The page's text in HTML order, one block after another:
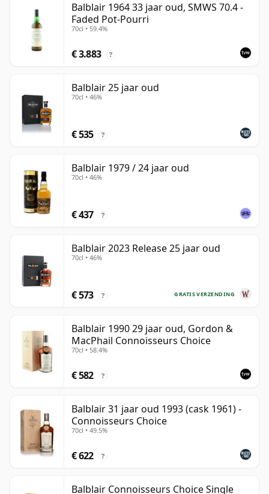
Balblair 1964 33 jaar oud, SMWS 70.4 -
Faded Pot-Pourri
70cl • 59.4%
€ 3.883 ?
Balblair 25 jaar oud
70cl • 46%
€ 535 ?
Balblair 1979 / 24 jaar oud
70cl • 46%
€ 437 ?
Balblair 2023 Release 25 jaar oud
70cl • 46%
GRATIS VERZENDING
€ 573 ?
Balblair 1990 29 jaar oud, Gordon &
MacPhail Connoisseurs Choice
70cl • 58.4%
€ 582 ?
Balblair 31 jaar oud 1993 (cask 1961) -
Connoisseurs Choice
70cl • 49.5%
€ 622 ?
Balblair Connoisseurs Choice Single